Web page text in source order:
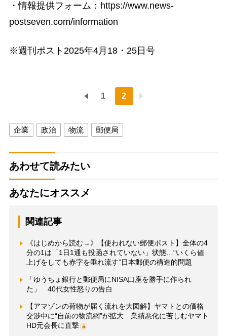
・情報提供フォーム：https://www.news-
postseven.com/information
※週刊ポスト2025年4月18・25日号
1 2
企業 政治 物流 郵便局
あわせて読みたい
あなたにオススメ
関連記事
《はじめから読む→》【使われない郵便ポスト】全体の4
分の1は「1日1通も投函されていない」状態…“いくら値
上げをしても赤字を垂れ流す”日本郵便の構造的問題
「ゆうちょ銀行と郵便局にNISA口座を勝手に作られ
た」 40代女性怒りの告白
【アマゾンの荷物が届く流れを大図解】ヤマトとの価格
交渉中に“自前の物流網”が拡大 業績悪化に苦しむヤマト
HD元会長に直撃